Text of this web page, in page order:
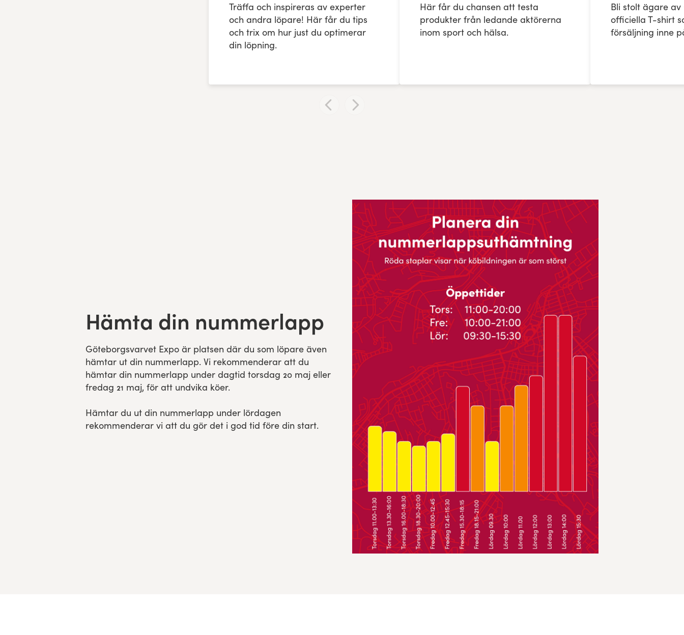
Träffa och inspireras av experter
och andra löpare! Här får du tips
och trix om hur just du optimerar
din löpning.
Här får du chansen att testa
produkter från ledande aktörerna
inom sport och hälsa.
Bli stolt ägare
officiella T-shirt
försäljning inne
Hämta din nummerlapp
Göteborgsvarvet Expo är platsen där du som löpare även
hämtar ut din nummerlapp. Vi rekommenderar att du
hämtar din nummerlapp under dagtid torsdag 20 maj eller
fredag 21 maj, för att undvika köer.
Hämtar du ut din nummerlapp under lördagen
rekommenderar vi att du gör det i god tid före din start.